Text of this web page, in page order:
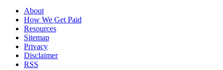
About
How We Get Paid
Resources
Sitemap
Privacy
Disclaimer
RSS